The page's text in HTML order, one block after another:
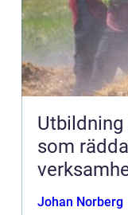
Utbildning
som
Johan Norberg